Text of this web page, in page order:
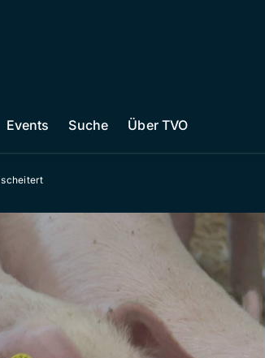
Events Suche Über TVO